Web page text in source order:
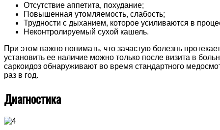
Отсутствие аппетита, похудание;
Повышенная утомляемость, слабость;
Трудности с дыханием, которое усиливаются в
Неконтролируемый сухой кашель.
При этом важно понимать, что зачастую болезнь
установить ее наличие можно только после визита в
саркоидоз обнаруживают во время стандартного
раз в год.
Диагностика